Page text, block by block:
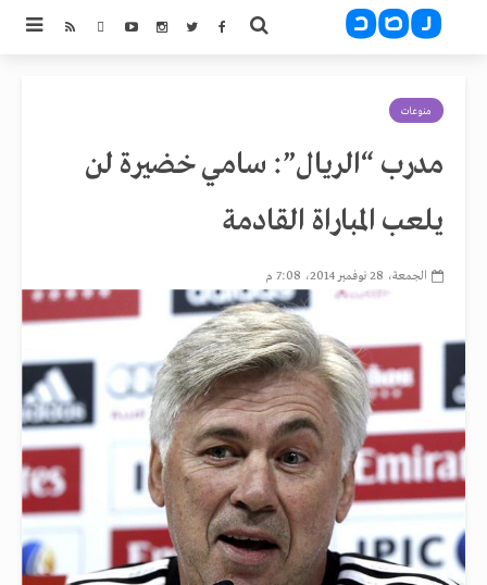
منوعات
مدرب “الريال”: سامي خضيرة لن
يلعب المباراة القادمة
الجمعة، 28 نوفمبر 2014، 7:08 م